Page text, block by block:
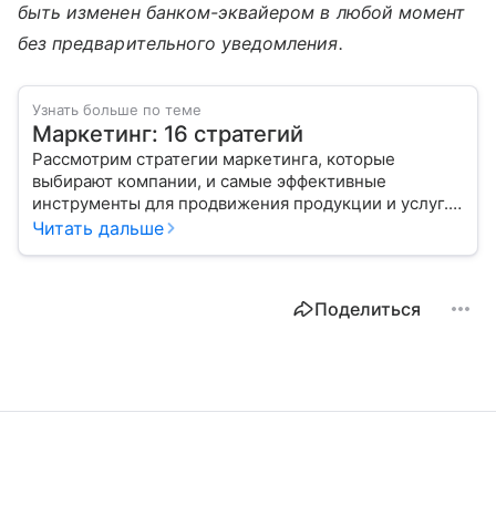
быть изменен банком-эквайером в любой момент
без предварительного уведомления.
Узнать больше по теме
Маркетинг: 16 стратегий
Рассмотрим стратегии маркетинга, которые
выбирают компании, и самые эффективные
инструменты для продвижения продукции и услуг.
Читать дальше
Поделиться